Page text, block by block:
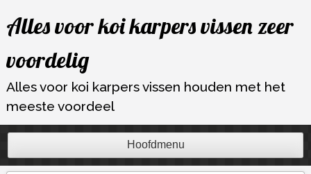
naar
inhoud
Alles voor koi karpers vissen zeer
voordelig
Alles voor koi karpers vissen houden met het
meeste voordeel
Hoofdmenu